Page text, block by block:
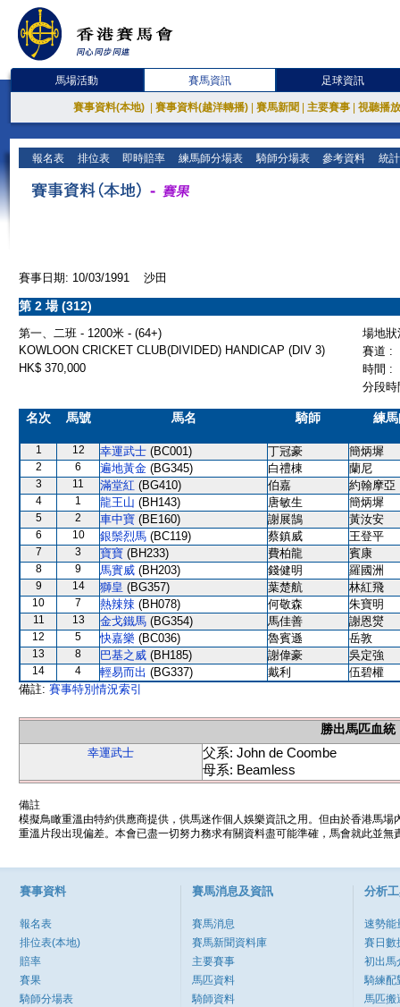
馬場活動 賽馬資訊 足球資訊
賽事資料(本地) 賽事資料(越洋轉播) 賽馬新聞 主要賽事 視聽播
報名表 排位表 即時賠率 練馬師分場表 騎師分場表 參考資料 統
賽事日期: 10/03/1991 沙田
第 2 場 (312)
第一、二班 - 1200米 - (64+)
場地
KOWLOON CRICKET CLUB(DIVIDED) HANDICAP (DIV 3)
賽道 :
HK$ 370,000
時間 :
分段
名次 馬號 馬名 騎師 練
1 12 幸運武士 (BC001) 丁冠豪 簡炳墀
2 6 遍地黃金 (BG345) 白禮棟 蘭尼
3 11 滿堂紅 (BG410) 伯嘉 約翰摩亞
4 1 龍王山 (BH143) 唐敏生 簡炳墀
5 2 車中寶 (BE160) 謝展鵠 黃汝安
6 10 銀鬃烈馬 (BC119) 蔡鎮威 王登平
7 3 寶寶 (BH233) 費柏龍 賓康
8 9 馬實威 (BH203) 錢健明 羅國洲
9 14 獅皇 (BG357) 葉楚航 林紅飛
10 7 熱辣辣 (BH078) 何敬森 朱寶明
11 13 金戈鐵馬 (BG354) 馬佳善 謝恩爕
12 5 快嘉樂 (BC036) 魯賓遜 岳敦
13 8 巴基之威 (BH185) 謝偉豪 吳定強
14 4 輕易而出 (BG337) 戴利
伍碧權
備註: 賽事特別情況索引
勝出馬匹血統
幸運武士
父系: John de Coombe
母系: Beamless
備註
模擬鳥瞰重溫由特約供應商提供，供馬迷作個人娛樂資訊之用。但由於香港馬
重溫片段出現偏差。本會已盡一切努力務求有關資料盡可能準確，馬會就此並
賽事資料
報名表
排位表(本地)
賠率
賽果
騎師分場表
賽馬消息及資訊
賽馬消息
賽馬新聞資料庫
主要賽事
馬匹資料
騎師資料
分析
速勢能
賽日數
初出馬
騎練配
馬匹搬